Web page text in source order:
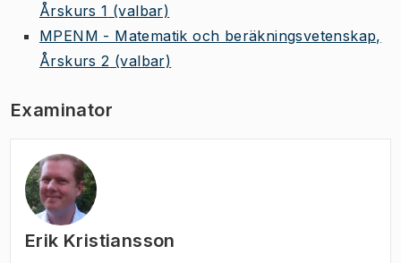
Årskurs 1 (valbar)
MPENM - Matematik och beräkningsvetenskap,
Årskurs 2 (valbar)
Examinator
Erik Kristiansson